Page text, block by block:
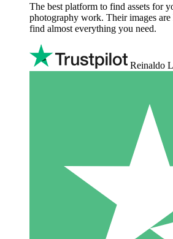
The best platform to find assets for
photography work. Their images
find almost everything you need.
Reinaldo